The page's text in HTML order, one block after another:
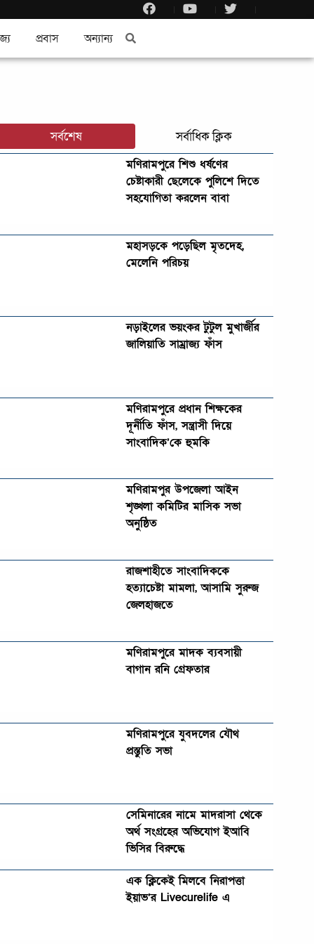
প্রবাস অন্যান্য
সর্বশেষ সর্বাধিক ক্লিক
মণিরামপুরে শিশু ধর্ষণের
চেষ্টাকারী ছেলেকে পুলিশে দিতে
সহযোগিতা করলেন বাবা
মহাসড়কে পড়েছিল মৃতদেহ,
মেলেনি পরিচয়
নড়াইলের ভয়ংকর টুটুল মুখার্জীর
জালিয়াতি সাম্রাজ্য ফাঁস
মণিরামপুরে প্রধান শিক্ষকের
দূর্নীতি ফাঁস, সন্ত্রাসী দিয়ে
সাংবাদিক’কে হুমকি
মণিরামপুর উপজেলা আইন
শৃঙ্খলা কমিটির মাসিক সভা
অনুষ্ঠিত‎‎
রাজশাহীতে সাংবাদিককে
হত্যাচেষ্টা মামলা, আসামি সুরুজ
জেলহাজতে
মণিরামপুরে মাদক ব্যবসায়ী
বাগান রনি গ্রেফতার
মণিরামপুরে যুবদলের যৌথ
প্রস্তুতি সভা
সেমিনারের নামে মাদরাসা থেকে
অর্থ সংগ্রহের অভিযোগ ইআবি
ভিসির বিরুদ্ধে
এক ক্লিকেই মিলবে নিরাপত্তা
ইয়াভ’র Livecurelife এ